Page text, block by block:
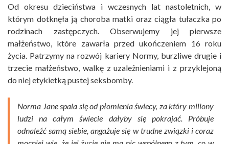
Od okresu dzieciństwa i wczesnych lat nastoletnich, w
którym dotknęła ją choroba matki oraz ciągła tułaczka po
rodzinach zastępczych. Obserwujemy jej pierwsze
małżeństwo, które zawarła przed ukończeniem 16 roku
życia. Patrzymy na rozwój kariery Normy, burzliwe drugie i
trzecie małżeństwo, walkę z uzależnieniami i z przyklejoną
do niej etykietką pustej seksbomby.
Norma Jane spala się od płomienia świecy, za który miliony
ludzi na całym świecie dałyby się pokrajać. Próbuje
odnaleźć samą siebie, angażuje się w trudne związki i coraz